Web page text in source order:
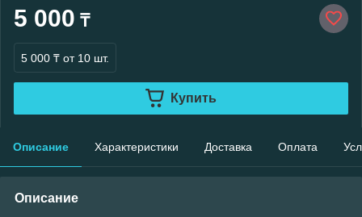
5 000 ₸
5 000 ₸ от 10 шт.
Купить
Описание Характеристики Доставка Оплата
Описание